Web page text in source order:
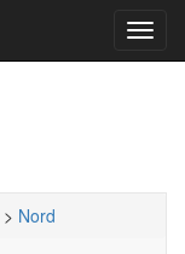
> Nord